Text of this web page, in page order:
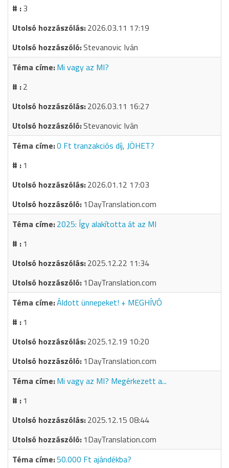
3
2026.03.11 17:19
Stevanovic Iván
Mi vagy az MI?
2
2026.03.11 16:27
Stevanovic Iván
0 Ft tranzakciós díj, JÖHET?
1
2026.01.12 17:03
1DayTranslation.com
2025: Így alakította át az MI
1
2025.12.22 11:34
1DayTranslation.com
Áldott ünnepeket! + MEGHÍVÓ
1
2025.12.19 10:20
1DayTranslation.com
Mi vagy az MI? Megérkezett a...
1
2025.12.15 08:44
1DayTranslation.com
50.000 Ft ajándékba?